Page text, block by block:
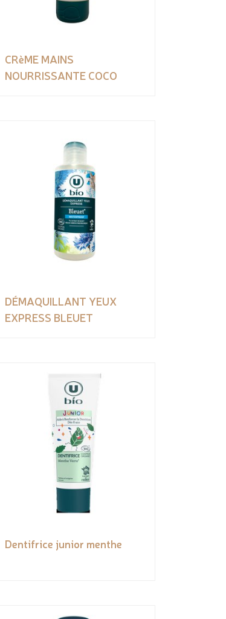
CRèME MAINS
NOURRISSANTE COCO
DÉMAQUILLANT YEUX
EXPRESS BLEUET
Dentifrice junior menthe